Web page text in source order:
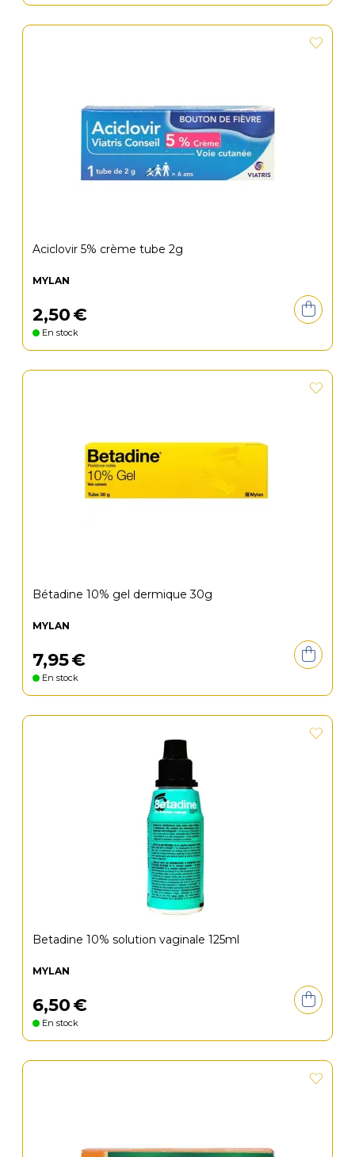
Aciclovir 5% crème tube 2g
MYLAN
2,50€
En stock
Bétadine 10% gel dermique 30g
MYLAN
7,95€
En stock
Betadine 10% solution vaginale 125ml
MYLAN
6,50€
En stock